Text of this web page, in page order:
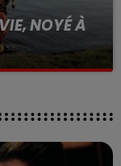
NOYÉ À